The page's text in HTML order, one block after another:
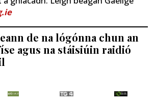
de na lógónna chun an
agus na stáisiúin raidió